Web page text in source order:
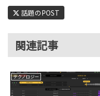
話題のPOST
関連記事
テクノロジー